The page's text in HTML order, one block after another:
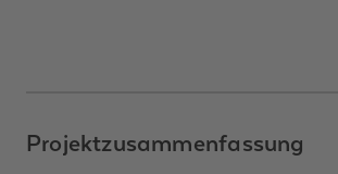
Projektzusammenfassung